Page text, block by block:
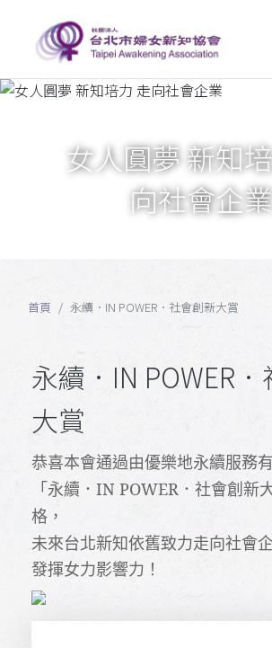
女人圓夢 新知
向社會企業
首頁 永續．IN POWER．社會創新大賞
永續．IN POWER
大賞
恭喜本會通過由優樂地永續服務
「永續．IN POWER．社會創新
格，
未來台北新知依舊致力走向社會
發揮女力影響力！